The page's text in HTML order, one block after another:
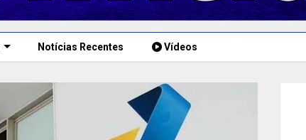
Notícias Recentes Vídeos